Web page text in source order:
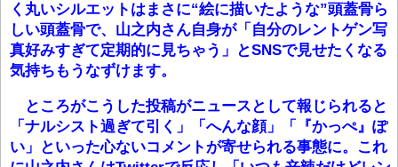
く丸いシルエットはまさに“絵に描いたような”頭蓋骨ら
しい頭蓋骨で、山之内さん自身が「自分のレントゲン写
真好みすぎて定期的に見ちゃう」とSNSで見せたくなる
気持ちもうなずけます。
ところがこうした投稿がニュースとして報じられると
「ナルシスト過ぎて引く」「へんな顔」「『かっぺ』ぽ
い」といった心ないコメントが寄せられる事態に。これ